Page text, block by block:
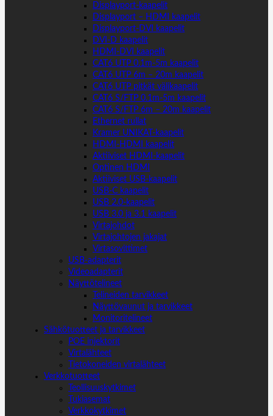
Displayport-kaapelit
Displayport – HDMI kaapelit
Displayport-DVI kaapelit
DVI-D kaapelit
HDMI-DVI kaapelit
CAT6 UTP 0.1m-5m kaapelit
CAT6 UTP 6m – 20m kaapelit
CAT6 UTP pitkät välikaapelit
CAT6 S/FTP 0.1m-5m kaapelit
CAT6 S/FTP 6m – 20m kaapelit
Ethernet rullat
Kramer UNIKAT-kaapelit
HDMI-HDMI kaapelit
Aktiiviset HDMI-kaapelit
Optinen HDMI
Aktiiviset USB-kaapelit
USB-C kaapelit
USB 2.0-kaapelit
USB 3.0 ja 3.1 kaapelit
Virtajohdot
Virtajohtojen jakajat
Virtasovittimet
USB-adapterit
Videoadapterit
Näyttötelineet
Telineiden tarvikkeet
Näyttövaunut ja tarvikkeet
Monitoritelineet
Sähkötuotteet ja tarvikkeet
POE injektorit
Virtalähteet
Tietokoneiden virtalähteet
Verkkotuotteet
Teollisuuskytkimet
Tukiasemat
Verkkokytkimet